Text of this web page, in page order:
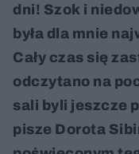
dni! Szok i
była dla mnie
Cały czas się
odczytano na
sali byli jeszcze
pisze Dorota